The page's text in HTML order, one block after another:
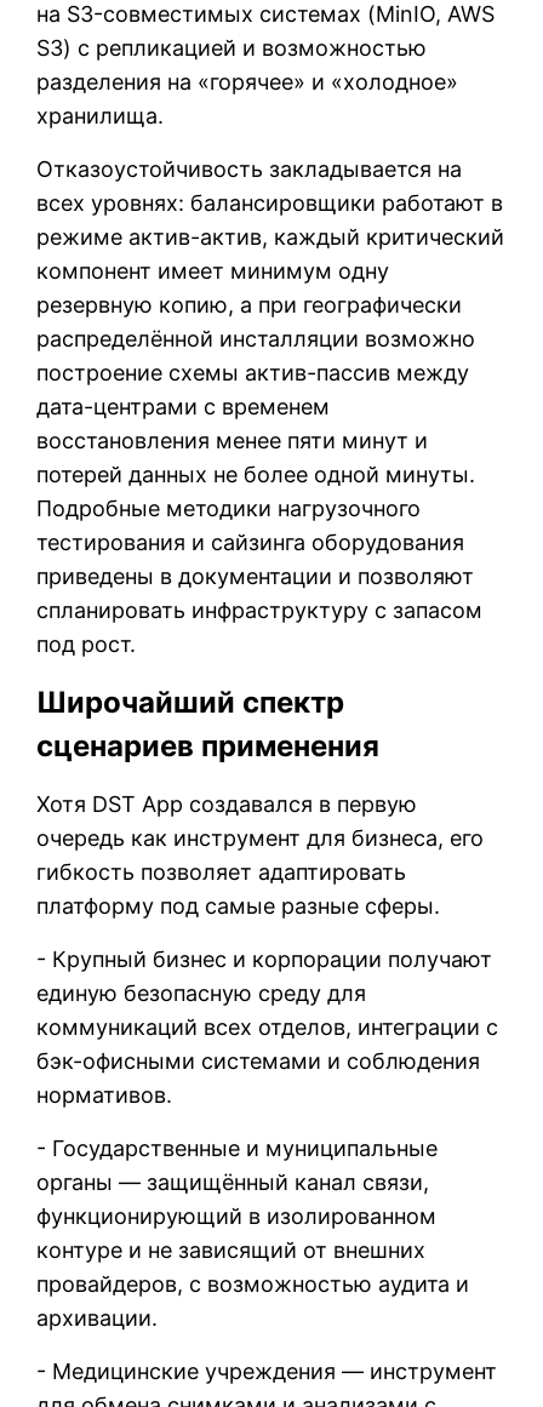
на S3-совместимых системах (MinIO, AWS
S3) с репликацией и возможностью
разделения на «горячее» и «холодное»
хранилища.
Отказоустойчивость закладывается на
всех уровнях: балансировщики работают в
режиме актив-актив, каждый критический
компонент имеет минимум одну
резервную копию, а при географически
распределённой инсталляции возможно
построение схемы актив-пассив между
дата-центрами с временем
восстановления менее пяти минут и
потерей данных не более одной минуты.
Подробные методики нагрузочного
тестирования и сайзинга оборудования
приведены в документации и позволяют
спланировать инфраструктуру с запасом
под рост.
Широчайший спектр
сценариев применения
Хотя DST App создавался в первую
очередь как инструмент для бизнеса, его
гибкость позволяет адаптировать
платформу под самые разные сферы.
- Крупный бизнес и корпорации получают
единую безопасную среду для
коммуникаций всех отделов, интеграции с
бэк-офисными системами и соблюдения
нормативов.
- Государственные и муниципальные
органы — защищённый канал связи,
функционирующий в изолированном
контуре и не зависящий от внешних
провайдеров, с возможностью аудита и
архивации.
- Медицинские учреждения — инструмент